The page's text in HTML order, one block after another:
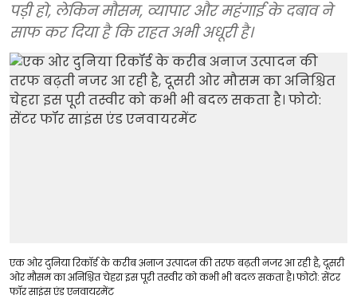
पड़ी हो, लेकिन मौसम, व्यापार और महंगाई के दबाव ने
साफ कर दिया है कि राहत अभी अधूरी है।
एक ओर दुनिया रिकॉर्ड के करीब अनाज उत्पादन की तरफ बढ़ती नजर आ रही है, दूसरी
ओर मौसम का अनिश्चित चेहरा इस पूरी तस्वीर को कभी भी बदल सकता है। फोटो: सेंटर
फॉर साइंस एंड एनवायरमेंट